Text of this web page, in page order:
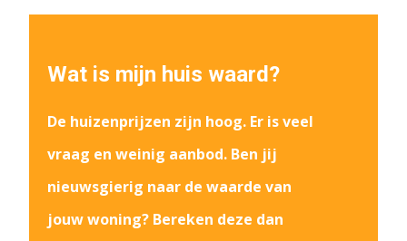
Wat is mijn huis waard?
De huizenprijzen zijn hoog. Er is veel
vraag en weinig aanbod. Ben jij
nieuwsgierig naar de waarde van
jouw woning? Bereken deze dan